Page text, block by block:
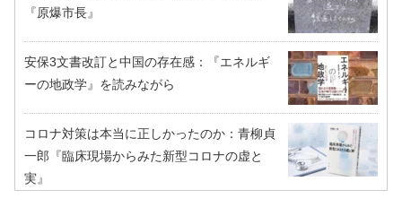
『原爆市長』
安保3文書改訂と中国の存在感：『エネルギ
ーの地政学』を読みながら
コロナ対策は本当に正しかったのか：青柳貞
一郎『臨床現場からみた新型コロナの虚と
実』